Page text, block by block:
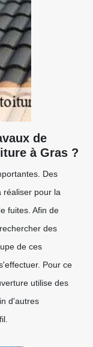
de
à Gras ?
Des
réaliser pour la
fuites. Afin de
des
de ces
Pour ce
utilise des
d'autres